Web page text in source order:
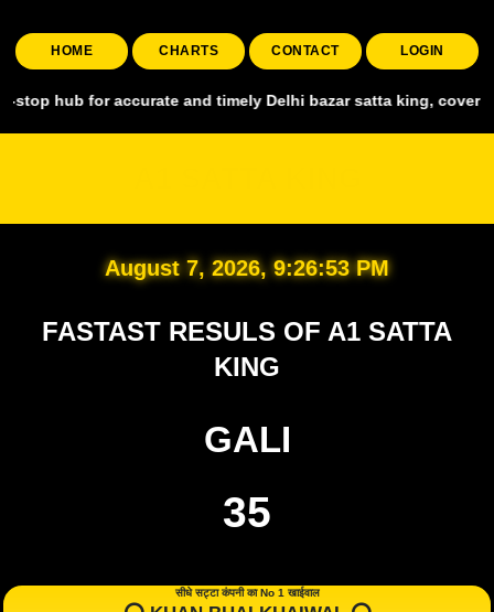
HOME CHARTS CONTACT LOGIN
accurate and timely Delhi bazar satta king, covering all
August 7, 2026, 9:26:54 PM
FASTAST RESULS OF A1 SATTA
KING
GALI
35
सीधे सट्टा कंपनी का No 1 खाईवाल